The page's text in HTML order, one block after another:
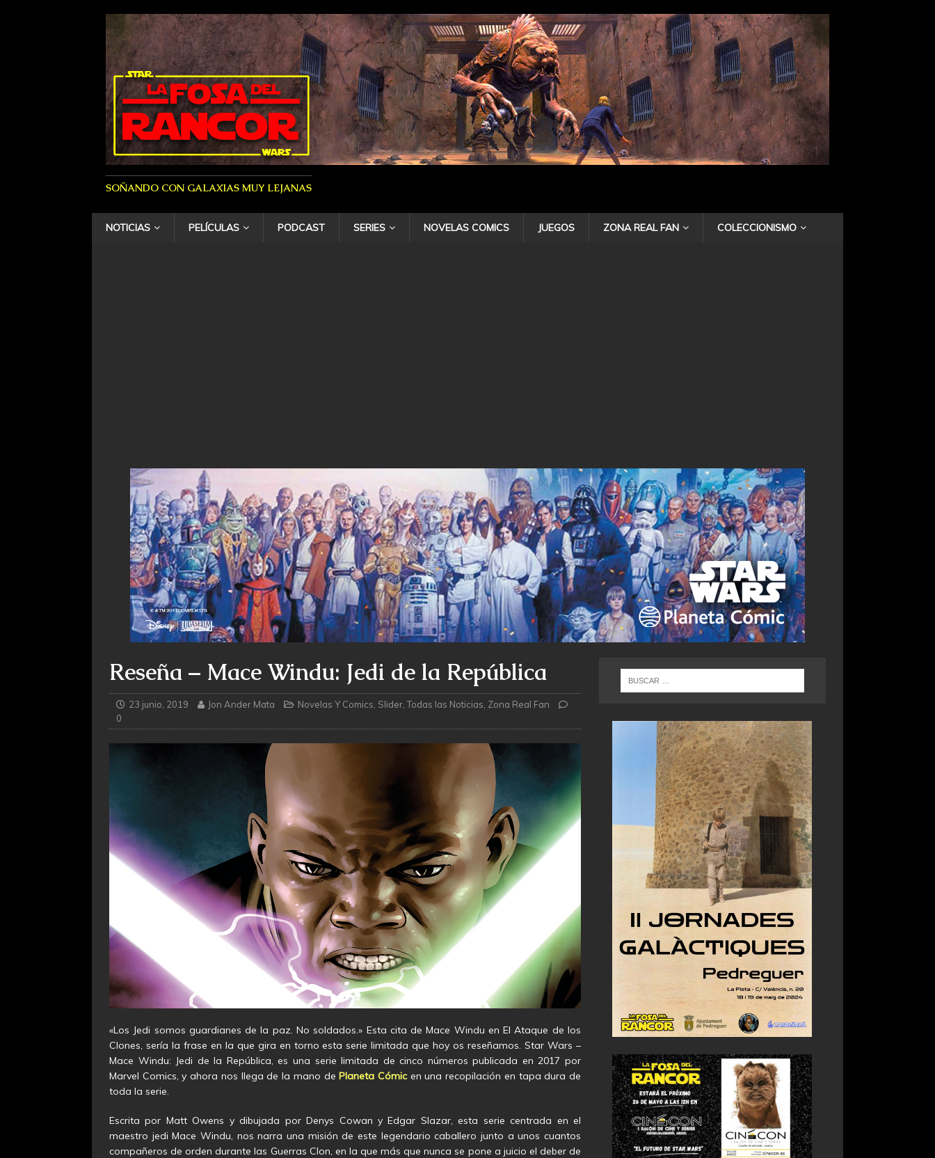
SOÑANDO CON GALAXIAS MUY LEJANAS
NOTICIAS PELÍCULAS PODCAST SERIES NOVELAS COMICS JUEGOS ZONA REAL FAN COLECCIONISMO
Reseña – Mace Windu: Jedi de la República
23 junio, 2019 Jon Ander Mata Novelas Y Comics Slider ,Todas las Noticias Zona Real Fan
0
«Los Jedi somos guardianes de la paz. No soldados.» Esta cita de Mace Windu en El Ataque de los
Clones, sería la frase en la que gira en torno esta serie limitada que hoy os reseñamos. Star Wars –
Mace Windu: Jedi de la República, es una serie limitada de cinco números publicada en 2017 por
Marvel Comics, y ahora nos llega de la mano dePlaneta Cómicen una recopilación en tapa dura de
toda la serie.
Escrita por Matt Owens y dibujada por Denys Cowan y Edgar Slazar, esta serie centrada en el
maestro jedi Mace Windu, nos narra una misión de este legendario caballero junto a unos cuantos
compañeros de orden durante las Guerras Clon, en la que más que nunca se pone a juicio el deber de